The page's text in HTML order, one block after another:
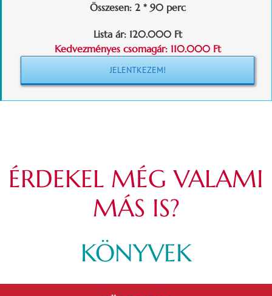
Összesen: 2 * 90 perc
Lista ár: 120.000 Ft
Kedvezményes csomagár: 110.000 Ft
JELENTKEZEM!
ÉRDEKEL MÉG VALAMI
MÁS IS?
KÖNYVEK